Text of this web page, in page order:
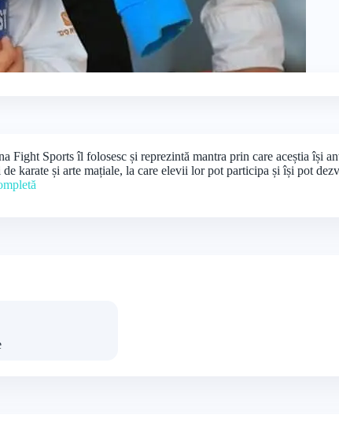
Fight Sports îl folosesc și reprezintă mantra prin care aceștia își
karate și arte mațiale, la care elevii lor pot participa și își pot